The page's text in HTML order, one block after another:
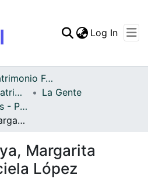
Statistics
Log In
Archivo del Patrimonio Fotográfico y Fílmico del Valle del Cauca
Fondo Archivo del Patrimonio Fotográfico y Fílmico del Valle del Cauca
La Gente
APFFVC - Personajes - Patrimonial
Bertina Montoya, Margarita Gallego y Graciela López
Margarita
López